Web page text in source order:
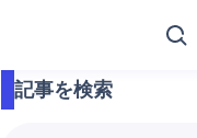
記事を検索